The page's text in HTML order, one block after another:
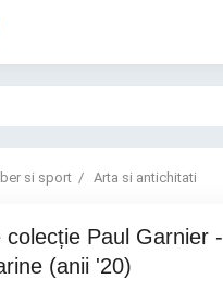
si sport Arta si antichitati
colecție Paul Garnier -
(anii '20)